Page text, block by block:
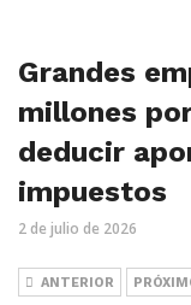
Grandes
millones
deducir
impuestos
2 de julio de 2026
ANTERIOR